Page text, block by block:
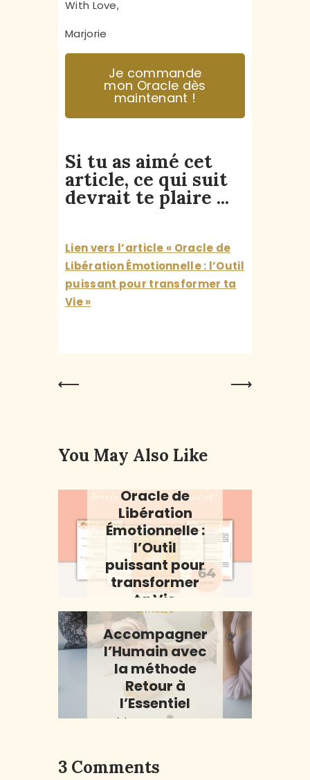
With Love,
Marjorie
Je commande
mon Oracle dès
maintenant !
Si tu as aimé cet
article, ce qui suit
devrait te plaire ...
Lien vers l’article « Oracle de
Libération Émotionnelle : l’Outil
puissant pour transformer ta
Vie »
You May Also Like
Oracle de
Libération
Émotionnelle :
l’Outil
puissant pour
transformer
ta Vie
30/09/2025
ORACLES
Accompagner
l’Humain avec
la méthode
Retour à
l’Essentiel
3 Comments